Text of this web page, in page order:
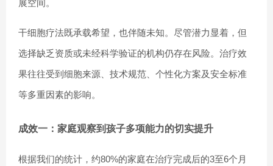
展空间。
干细胞疗法既承载希望，也伴随未知。尽管潜力显着，但
选择缺乏资质或未经科学验证的机构仍存在风险。治疗效
果往往受到细胞来源、技术规范、个性化方案及安全标准
等多重因素的影响。
成效一：家庭观察到孩子多项能力的切实提升
根据我们的统计，约80%的家庭在治疗完成后的3至6个月